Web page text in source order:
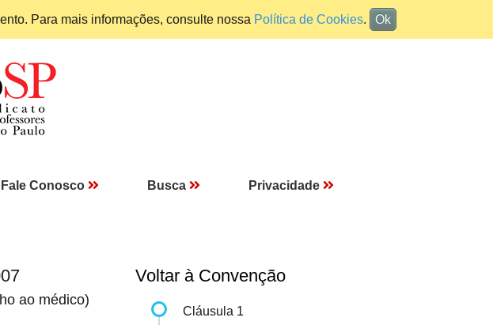
Para mais informações, consulte nossa Política de Cookies. Ok
Fale Conosco Busca Privacidade
ao médico)
Voltar à Convenção
Cláusula 1